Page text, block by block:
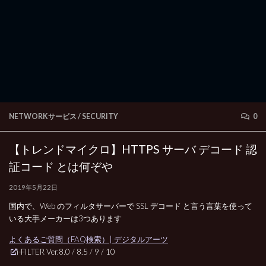
NETWORKサービス / SECURITY 0
【トレンドマイクロ】HTTPS サーバ デコード 認
証コード とは何ぞや
2019年5月22日
国内で、Web のフィルタサーバーで SSL デコード と言う言葉を使って
いる大手メーカーは3つあります
よくあるご質問（FAQ検索）| デジタルアーツ
i-FILTER Ver.8.0 / 8.5 / 9 / 10